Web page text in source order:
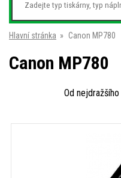
Hlavní stránka » Canon MP780
Canon MP780
Od nejdražšího